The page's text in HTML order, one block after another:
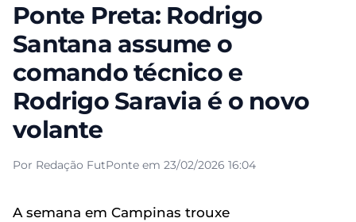
Ponte Preta: Rodrigo
Santana assume o
comando técnico e
Rodrigo Saravia é o novo
volante
Por Redação FutPonte em 23/02/2026 16:04
A semana em Campinas trouxe